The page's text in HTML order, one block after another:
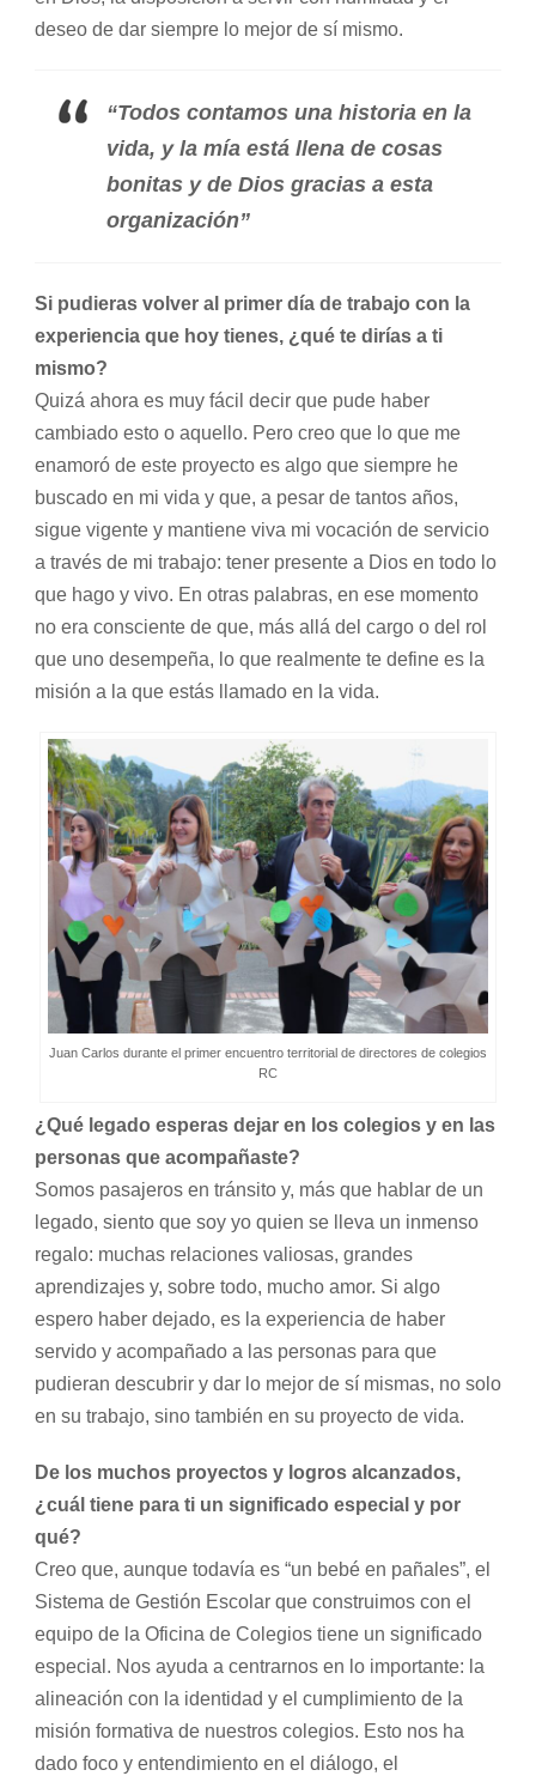
deseo de dar siempre lo mejor de sí mismo.
“Todos contamos una historia en la
vida, y la mía está llena de cosas
bonitas y de Dios gracias a esta
organización”
Si pudieras volver al primer día de trabajo con la
experiencia que hoy tienes, ¿qué te dirías a ti
mismo?
Quizá ahora es muy fácil decir que pude haber
cambiado esto o aquello. Pero creo que lo que me
enamoró de este proyecto es algo que siempre he
buscado en mi vida y que, a pesar de tantos años,
sigue vigente y mantiene viva mi vocación de servicio
a través de mi trabajo: tener presente a Dios en todo lo
que hago y vivo. En otras palabras, en ese momento
no era consciente de que, más allá del cargo o del rol
que uno desempeña, lo que realmente te define es la
misión a la que estás llamado en la vida.
Juan Carlos durante el primer encuentro territorial de directores de colegios
RC
¿Qué legado esperas dejar en los colegios y en las
personas que acompañaste?
Somos pasajeros en tránsito y, más que hablar de un
legado, siento que soy yo quien se lleva un inmenso
regalo: muchas relaciones valiosas, grandes
aprendizajes y, sobre todo, mucho amor. Si algo
espero haber dejado, es la experiencia de haber
servido y acompañado a las personas para que
pudieran descubrir y dar lo mejor de sí mismas, no solo
en su trabajo, sino también en su proyecto de vida.
De los muchos proyectos y logros alcanzados,
¿cuál tiene para ti un significado especial y por
qué?
Creo que, aunque todavía es “un bebé en pañales”, el
Sistema de Gestión Escolar que construimos con el
equipo de la Oficina de Colegios tiene un significado
especial. Nos ayuda a centrarnos en lo importante: la
alineación con la identidad y el cumplimiento de la
misión formativa de nuestros colegios. Esto nos ha
dado foco y entendimiento en el diálogo, el